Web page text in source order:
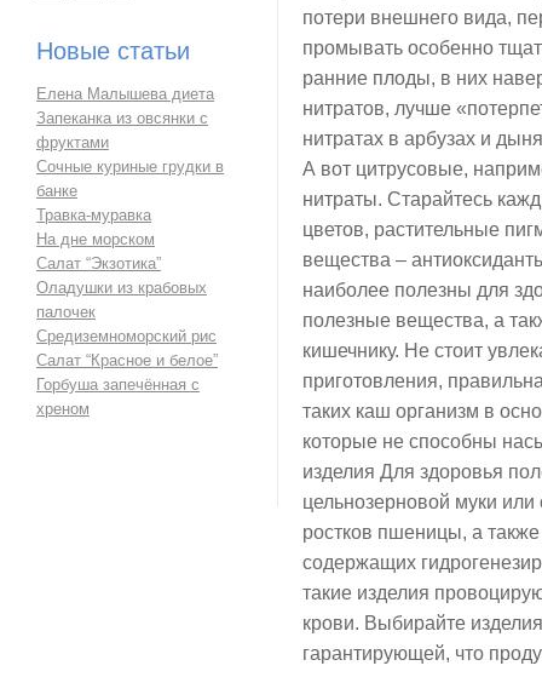
Новые статьи
Елена Малышева диета
Запеканка из овсянки с
фруктами
Сочные куриные грудки в
банке
Травка-муравка
На дне морском
Салат “Экзотика”
Оладушки из крабовых
палочек
Средиземноморский рис
Салат “Красное и белое”
Горбуша запечённая с
хреном
потери внешнего вида,
промывать особенно
ранние плоды, в них
нитратов, лучше
нитратах в арбузах и
А вот цитрусовые,
нитраты. Старайтесь
цветов, растительные
вещества –
наиболее полезны для
полезные вещества, а
кишечнику. Не стоит
приготовления,
таких каш организм в
которые не способны
изделия Для здоровья
цельнозерновой муки
ростков пшеницы, а
содержащих
такие изделия
крови. Выбирайте
гарантирующей, что